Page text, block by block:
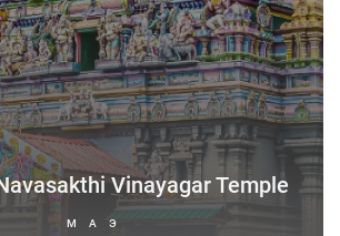
Vinayagar Temple
МАЭ